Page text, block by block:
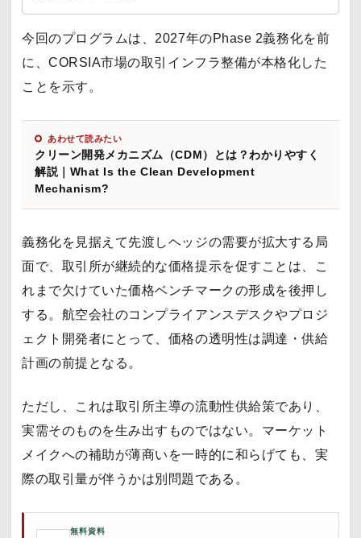
今回のプログラムは、2027年のPhase 2義務化を前
に、CORSIA市場の取引インフラ整備が本格化した
ことを示す。
あわせて読みたい
クリーン開発メカニズム（CDM）とは？わかりやすく
解説｜What Is the Clean Development
Mechanism?
義務化を見据えて先渡しヘッジの需要が拡大する局
面で、取引所が継続的な価格提示を促すことは、こ
れまで欠けていた価格ベンチマークの形成を後押し
する。航空会社のコンプライアンスデスクやプロジ
ェクト開発者にとって、価格の透明性は調達・供給
計画の前提となる。
ただし、これは取引所主導の流動性供給策であり、
実需そのものを生み出すものではない。マーケット
メイクへの補助が薄商いを一時的に和らげても、実
際の取引量が伴うかは別問題である。
無料資料